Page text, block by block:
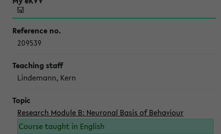
209539
Lindemann, Kern
Research Module B: Neuronal Basis of Behaviour
Course taught in English